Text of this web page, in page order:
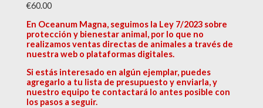
€60.00
En Oceanum Magna, seguimos la Ley 7/2023 sobre
protección y bienestar animal, por lo que no
realizamos ventas directas de animales a través de
nuestra web o plataformas digitales.
Si estás interesado en algún ejemplar, puedes
agregarlo a tu lista de presupuesto y enviarla, y
nuestro equipo te contactará lo antes posible con
los pasos a seguir.